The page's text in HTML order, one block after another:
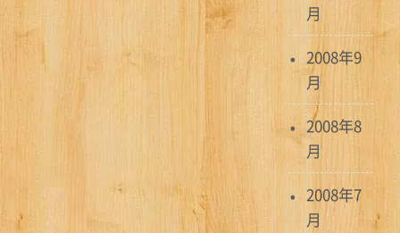
月
2008年9
月
2008年8
月
2008年7
月